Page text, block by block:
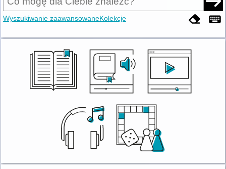
Wyszukiwanie zaawansowaneKolekcje